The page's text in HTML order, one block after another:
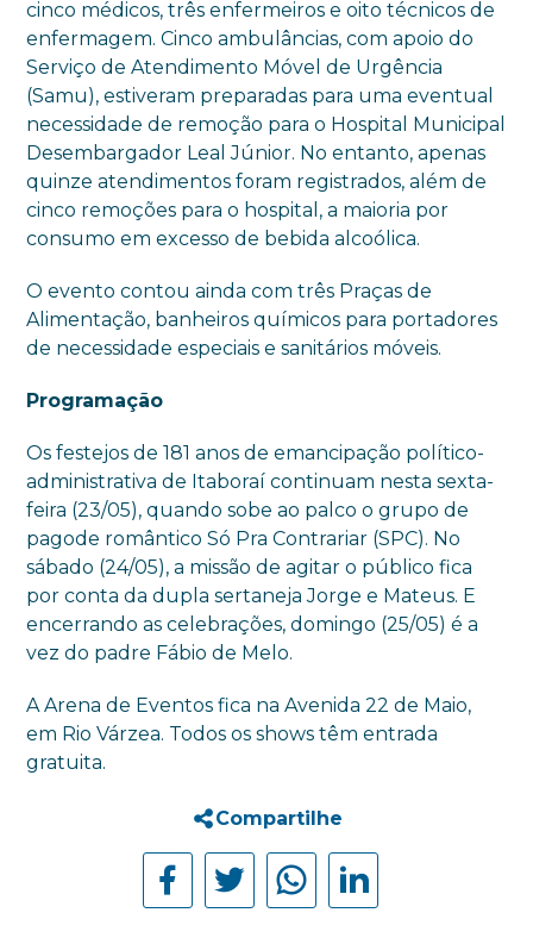
cinco médicos, três enfermeiros e oito técnicos de
enfermagem. Cinco ambulâncias, com apoio do
Serviço de Atendimento Móvel de Urgência
(Samu), estiveram preparadas para uma eventual
necessidade de remoção para o Hospital Municipal
Desembargador Leal Júnior. No entanto, apenas
quinze atendimentos foram registrados, além de
cinco remoções para o hospital, a maioria por
consumo em excesso de bebida alcoólica.
O evento contou ainda com três Praças de
Alimentação, banheiros químicos para portadores
de necessidade especiais e sanitários móveis.
Programação
Os festejos de 181 anos de emancipação político-
administrativa de Itaboraí continuam nesta sexta-
feira (23/05), quando sobe ao palco o grupo de
pagode romântico Só Pra Contrariar (SPC). No
sábado (24/05), a missão de agitar o público fica
por conta da dupla sertaneja Jorge e Mateus. E
encerrando as celebrações, domingo (25/05) é a
vez do padre Fábio de Melo.
A Arena de Eventos fica na Avenida 22 de Maio,
em Rio Várzea. Todos os shows têm entrada
gratuita.
Compartilhe